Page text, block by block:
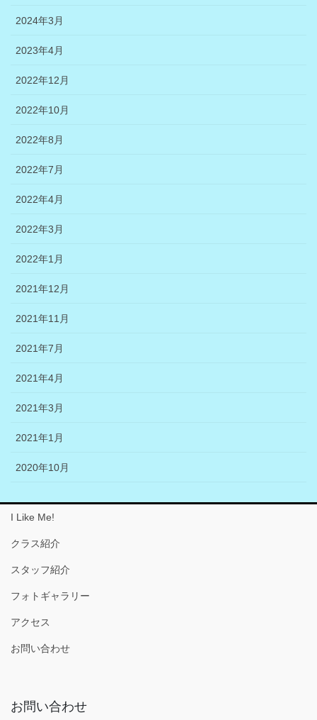
2024年3月
2023年4月
2022年12月
2022年10月
2022年8月
2022年7月
2022年4月
2022年3月
2022年1月
2021年12月
2021年11月
2021年7月
2021年4月
2021年3月
2021年1月
2020年10月
I Like Me!
クラス紹介
スタッフ紹介
フォトギャラリー
アクセス
お問い合わせ
お問い合わせ